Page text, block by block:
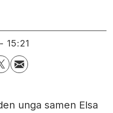
15:21
unga samen Elsa